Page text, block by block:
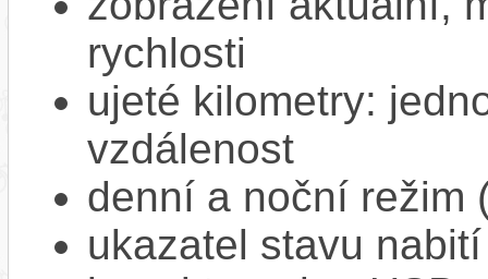
rychlosti
ujeté kilometry:
vzdálenost
denní a noční režim
ukazatel stavu